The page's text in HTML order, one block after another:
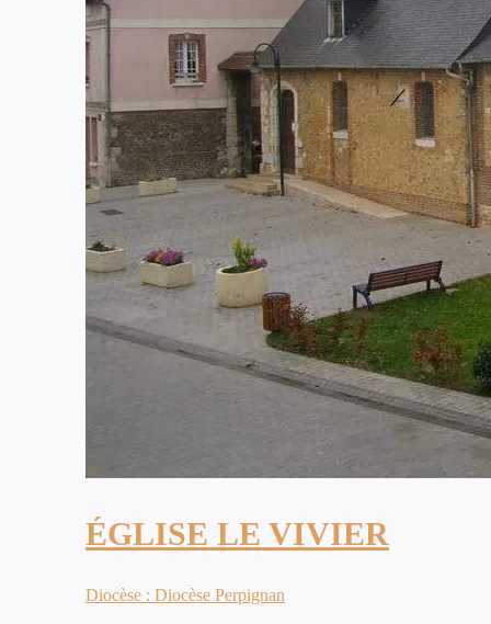
ÉGLISE LE VIVIER
Diocèse : Diocèse Perpignan